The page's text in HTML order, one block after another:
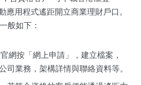
應用程式遙距開立商業理財戶口。
般如下：
網按「網上申請」，建立檔案，
司業務，架構詳情與聯絡資料等。